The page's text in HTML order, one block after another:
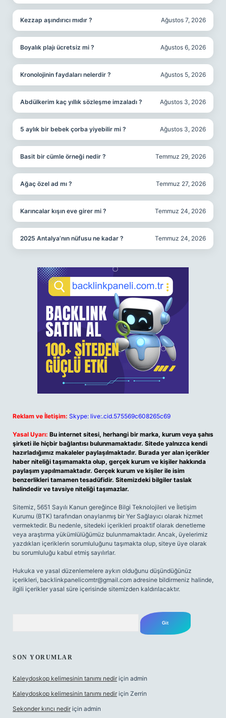
Kezzap aşındırıcı mıdır ? Ağustos 7, 2026
Boyalık plajı ücretsiz mi ? Ağustos 6, 2026
Kronolojinin faydaları nelerdir ? Ağustos 5, 2026
Abdülkerim kaç yıllık sözleşme imzaladı ? Ağustos 3, 2026
5 aylık bir bebek çorba yiyebilir mi ? Ağustos 3, 2026
Basit bir cümle örneği nedir ? Temmuz 29, 2026
Ağaç özel ad mı ? Temmuz 27, 2026
Karıncalar kışın eve girer mi ? Temmuz 24, 2026
2025 Antalya’nın nüfusu ne kadar ? Temmuz 24, 2026
Reklam ve İletişim: Skype: live:.cid.575569c608265c69
Yasal Uyarı: Bu internet sitesi, herhangi bir marka, kurum veya şahıs
şirketi ile hiçbir bağlantısı bulunmamaktadır. Sitede yalnızca kendi
hazırladığımız makaleler paylaşılmaktadır. Burada yer alan içerikler
haber niteliği taşımamakta olup, gerçek kurum ve kişiler hakkında
paylaşım yapılmamaktadır. Gerçek kurum ve kişiler ile isim
benzerlikleri tamamen tesadüfidir. Sitemizdeki bilgiler taslak
halindedir ve tavsiye niteliği taşımazlar.
Sitemiz, 5651 Sayılı Kanun gereğince Bilgi Teknolojileri ve İletişim
Kurumu (BTK) tarafından onaylanmış bir Yer Sağlayıcı olarak hizmet
vermektedir. Bu nedenle, sitedeki içerikleri proaktif olarak denetleme
veya araştırma yükümlülüğümüz bulunmamaktadır. Ancak, üyelerimiz
yazdıkları içeriklerin sorumluluğunu taşımakta olup, siteye üye olarak
bu sorumluluğu kabul etmiş sayılırlar.
Hukuka ve yasal düzenlemelere aykırı olduğunu düşündüğünüz
içerikleri, backlinkpanelicomtr@gmail.com adresine bildirmeniz halinde,
ilgili içerikler yasal süre içerisinde sitemizden kaldırılacaktır.
SON YORUMLAR
Kaleydoskop kelimesinin tanımı nedir için admin
Kaleydoskop kelimesinin tanımı nedir için Zerrin
Sekonder kırıcı nedir için admin